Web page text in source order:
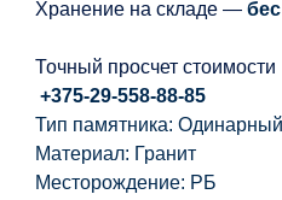
Хранение на складе —
Точный просчет
+375-29-558-88-85
Тип памятника: Одинарный
Материал: Гранит
Месторождение: РБ